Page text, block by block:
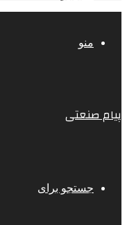
منو
پیام صنعتی
جستجو برای